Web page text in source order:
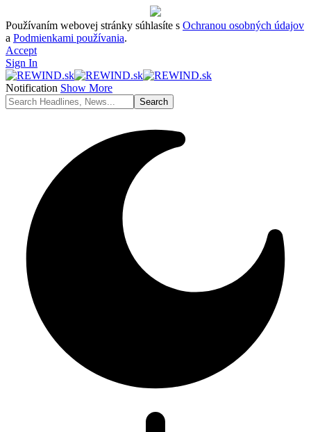
Používaním webovej stránky súhlasíte s Ochranou osobných údajov
a Podmienkami používania.
Accept
Sign In
Notification Show More